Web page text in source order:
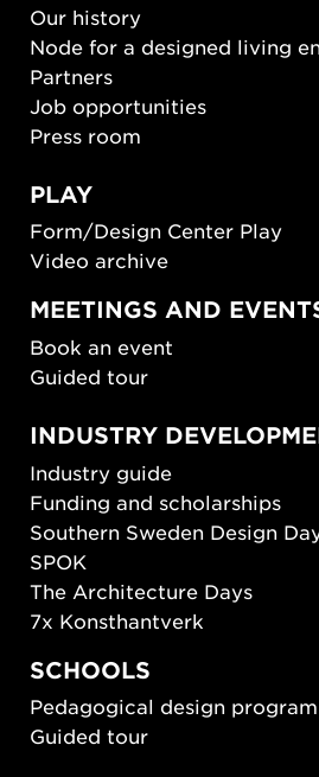
Our history
Node for a designed living
Partners
Job opportunities
Press room
PLAY
Form/Design Center Play
Video archive
MEETINGS AND
Book an event
Guided tour
INDUSTRY
Industry guide
Funding and scholarships
Southern Sweden Design
SPOK
The Architecture Days
7x Konsthantverk
SCHOOLS
Pedagogical design program
Guided tour